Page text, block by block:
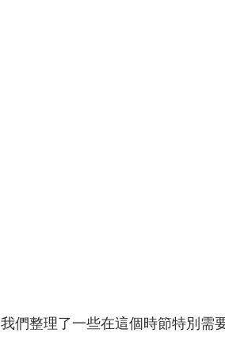
我們整理了一些在這個時節特別需